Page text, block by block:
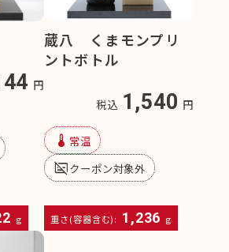
円
g
蔵八 くまモンプリ
ントボトル
税込 1,540 円
device_thermostat 常温
subtitles_offクーポン対象外
重さ(容器含む): 1,236 g